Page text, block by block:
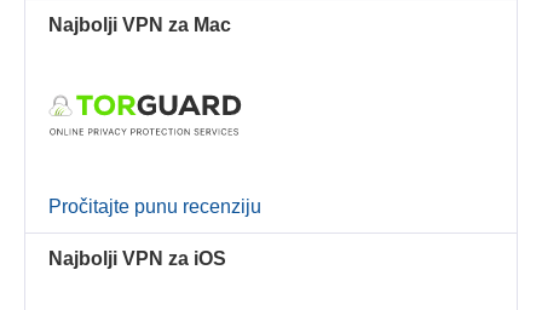
Najbolji VPN za Mac
Pročitajte punu recenziju
Najbolji VPN za iOS